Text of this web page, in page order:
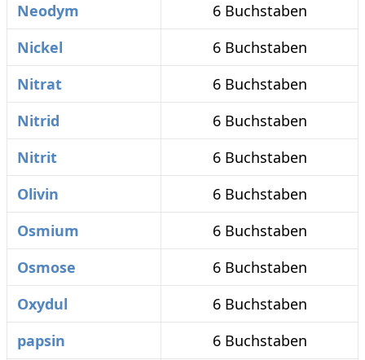
Neodym
6 Buchstaben
Nickel
6 Buchstaben
Nitrat
6 Buchstaben
Nitrid
6 Buchstaben
Nitrit
6 Buchstaben
Olivin
6 Buchstaben
Osmium
6 Buchstaben
Osmose
6 Buchstaben
Oxydul
6 Buchstaben
papsin
6 Buchstaben